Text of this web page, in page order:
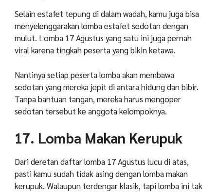
Selain estafet tepung di dalam wadah, kamu juga bisa
menyelenggarakan lomba estafet sedotan dengan
mulut. Lomba 17 Agustus yang satu ini juga pernah
viral karena tingkah peserta yang bikin ketawa.
Nantinya setiap peserta lomba akan membawa
sedotan yang mereka jepit di antara hidung dan bibir.
Tanpa bantuan tangan, mereka harus mengoper
sedotan tersebut ke anggota kelompoknya.
17. Lomba Makan Kerupuk
Dari deretan daftar lomba 17 Agustus lucu di atas,
pasti kamu sudah tidak asing dengan lomba makan
kerupuk. Walaupun terdengar klasik, tapi lomba ini tak